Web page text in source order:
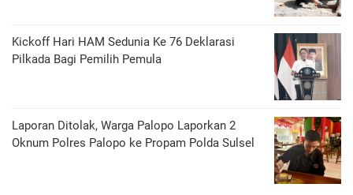
Kickoff Hari HAM Sedunia Ke 76 Deklarasi
Pilkada Bagi Pemilih Pemula
Laporan Ditolak, Warga Palopo Laporkan 2
Oknum Polres Palopo ke Propam Polda Sulsel